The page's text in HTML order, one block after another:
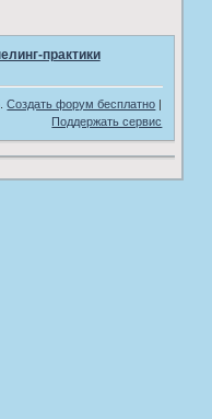
практики
Создать форум бесплатно |
Поддержать сервис